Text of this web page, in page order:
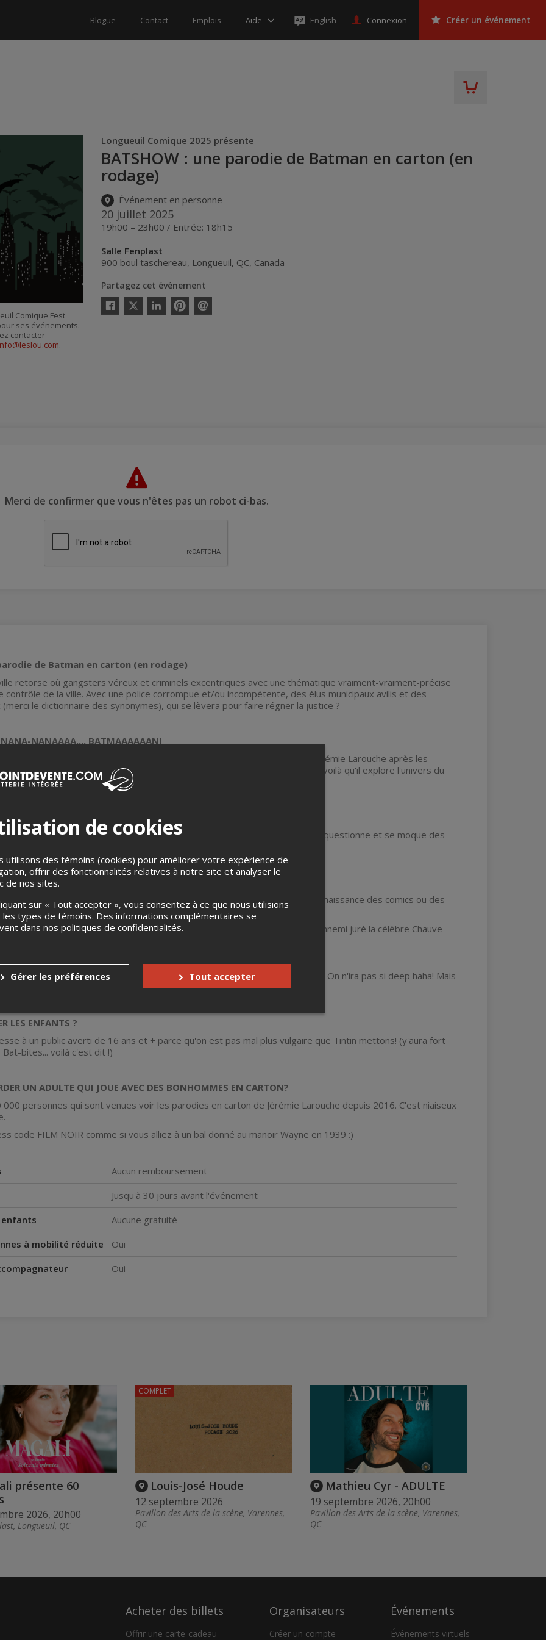
Blogue Contact Emplois Aide English Connexion Créer un événement
Longueuil Comique 2025 présente
BATSHOW : une parodie de Batman en carton (en
rodage)
Événement en personne
20 juillet 2025
19h00 – 23h00 / Entrée: 18h15
Salle Fenplast
900 boul taschereau, Longueuil, QC, Canada
Partagez cet événement
Facebook
Twitter
LinkedinPinterestEnvoyer
Comique Fest
ses événements.
contacter
.
Merci de confirmer que vous n'êtes pas un robot ci-bas.
de Batman en carton (en rodage)
retorse où gangsters véreux et criminels excentriques avec une thématique vraiment-vraiment-précise
contrôle de la ville. Avec une police corrompue et/ou incompétente, des élus municipaux avilis et des
le dictionnaire des synonymes), qui se lèvera pour faire régner la justice ?
NANAAAA.... BATMAAAAAAN!
de Batman en carton
est la troisième parodie en carton de l'humoriste Jérémie Larouche après les
DES ÉTOILES: tout Star Wars en carton
voilà qu'il explore l'univers du
héros (et son préféré depuis toujours) ; le chevalier noir!
marionnettes pour adultes créé et exécuté par un humoriste qui célèbre, questionne et se moque des
?
L'UNIVERS de Batman, il n'est donc pas nécessaire d'avoir une grande connaissance des comics ou des
cool d'y replonger avant de venir voir le show hihihi)
BATMAN! Tu peux aisément nommer 3 Super vilains qui ont pour ennemi juré la célèbre Chauve-
Jervis Tetch, Calendar Man pis Dr.Phosphorus t'es vraiment f*cking GEEK! On n'ira pas si deep haha! Mais
le show... t'as peut-être les comics qui manquent à ma collection lol)
LES ENFANTS ?
à un public averti de 16 ans et + parce qu'on est pas mal plus vulgaire que Tintin mettons! (y'aura fort
bites... voilà c'est dit !)
UN ADULTE QUI JOUE AVEC DES BONHOMMES EN CARTON?
000 personnes qui sont venues voir les parodies en carton de Jérémie Larouche depuis 2016. C'est niaiseux
code FILM NOIR comme si vous alliez à un bal donné au manoir Wayne en 1939 :)
Aucun remboursement
Jusqu'à 30 jours avant l'événement
Aucune gratuité
à mobilité réduite
Oui
Oui
présente 60
2026, 20h00
Longueuil, QC
Louis-José Houde
12 septembre 2026
Pavillon des Arts de la scène, Varennes,
QC
COMPLET
Mathieu Cyr - ADULTE
19 septembre 2026, 20h00
Pavillon des Arts de la scène, Varennes,
QC
Acheter des billets
Offrir une carte-cadeau
Organisateurs
Créer un compte
Événements
Événements virtuels
de cookies
utilisons des témoins (cookies) pour améliorer votre expérience de
offrir des fonctionnalités relatives à notre site et analyser le
de nos sites.
sur « Tout accepter », vous consentez à ce que nous utilisions
les types de témoins. Des informations complémentaires se
dans nos politiques de confidentialités.
Gérer les préférences Tout accepter